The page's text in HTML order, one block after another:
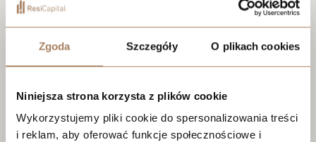
Zgoda Szczegóły O plikach cookies
Niniejsza strona korzysta z plików cookie
Wykorzystujemy pliki cookie do spersonalizowania treści
i reklam, aby oferować funkcje społecznościowe i